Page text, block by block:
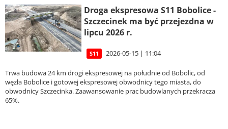
Droga ekspresowa S11 Bobolice -
Szczecinek ma być przejezdna w
lipcu 2026 r.
S11 2026-05-15 | 11:04
Trwa budowa 24 km drogi ekspresowej na południe od Bobolic, od
węzła Bobolice i gotowej ekspresowej obwodnicy tego miasta, do
obwodnicy Szczecinka. Zaawansowanie prac budowlanych przekracza
65%.